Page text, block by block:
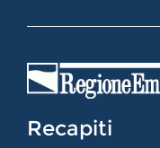
Recapiti